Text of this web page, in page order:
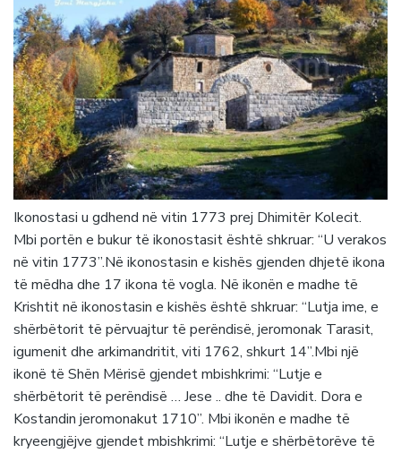
Ikonostasi u gdhend në vitin 1773 prej Dhimitër Kolecit.
Mbi portën e bukur të ikonostasit është shkruar: “U verakos
në vitin 1773”.Në ikonostasin e kishës gjenden dhjetë ikona
të mëdha dhe 17 ikona të vogla. Në ikonën e madhe të
Krishtit në ikonostasin e kishës është shkruar: “Lutja ime, e
shërbëtorit të përvuajtur të perëndisë, jeromonak Tarasit,
igumenit dhe arkimandritit, viti 1762, shkurt 14”.Mbi një
ikonë të Shën Mërisë gjendet mbishkrimi: “Lutje e
shërbëtorit të perëndisë … Jese .. dhe të Davidit. Dora e
Kostandin jeromonakut 1710”. Mbi ikonën e madhe të
kryeengjëjve gjendet mbishkrimi: “Lutje e shërbëtorëve të